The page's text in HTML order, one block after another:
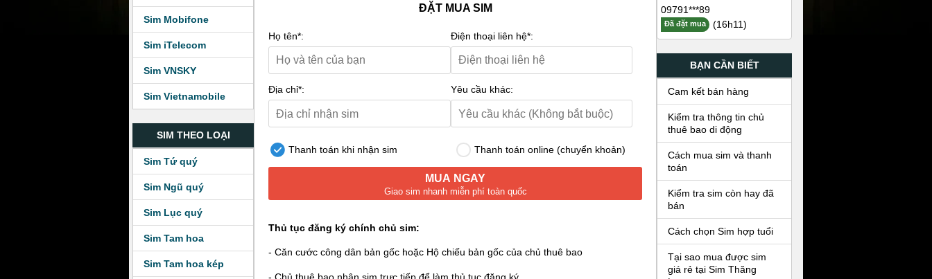
Sim Mobifone
Sim iTelecom
Sim VNSKY
Sim Vietnamobile
SIM THEO LOẠI
Sim Tứ quý
Sim Ngũ quý
Sim Lục quý
Sim Tam hoa
Sim Tam hoa kép
ĐẶT MUA SIM
Họ tên*: Điện thoại liên hệ*:
Địa chỉ*: Yêu cầu khác:
Thanh toán khi nhận sim Thanh toán online (chuyển khoản)
MUA NGAY
Giao sim nhanh miễn phí toàn quốc
Thủ tục đăng ký chính chủ sim:
- Căn cước công dân bản gốc hoặc Hộ chiếu bản gốc của chủ thuê bao
- Chủ thuê bao nhận sim trực tiếp để làm thủ tục đăng ký
09791***89
Đã đặt mua (16h11)
BẠN CẦN BIẾT
Cam kết bán hàng
Kiểm tra thông tin chủ
thuê bao di động
Cách mua sim và thanh
toán
Kiểm tra sim còn hay đã
bán
Cách chọn Sim hợp tuổi
Tại sao mua được sim
giá rẻ tại Sim Thăng